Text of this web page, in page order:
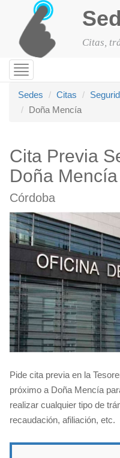
Citas,
Toggle
navigation
Sedes
Citas
Doña Mencía
Cita Previa
Doña Mencía
Córdoba
Pide cita previa en la
próximo a Doña Mencía
realizar cualquier tipo de
recaudación, afiliación, etc.